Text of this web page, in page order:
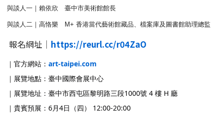
與談人一｜賴依欣 臺中市美術館館長
與談人二｜高恪樂 M+ 香港當代藝術館藏品、檔案庫及圖書館助理總監
報名網址｜ https://reurl.cc/r04ZaO
｜官方網站：art-taipei.com
｜展覽地點：臺中國際會展中心
｜展覽地址：臺中市西屯區黎明路三段1000號 4 樓 H 廳
｜貴賓預展：6月4日（四） 12:00-20:00